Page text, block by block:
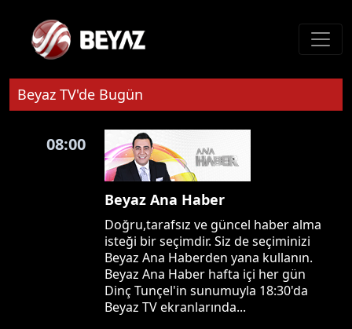
Beyaz TV'de Bugün
08:00
Beyaz Ana Haber
Doğru,tarafsız ve güncel haber alma
isteği bir seçimdir. Siz de seçiminizi
Beyaz Ana Haberden yana kullanın.
Beyaz Ana Haber hafta içi her gün
Dinç Tunçel'in sunumuyla 18:30'da
Beyaz TV ekranlarında...